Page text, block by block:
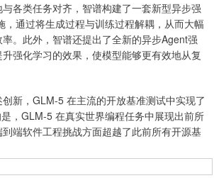
类任务对齐，智谱构建了一套新型异步强
，通过将生成过程与训练过程解耦，从而大幅
。此外，智谱还提出了全新的异步Agent强
强化学习的效果，使模型能够更有效地从复
，GLM-5 在主流的开放基准测试中实现了
，GLM-5 在真实世界编程任务中展现出前所
端软件工程挑战方面超越了此前所有开源基